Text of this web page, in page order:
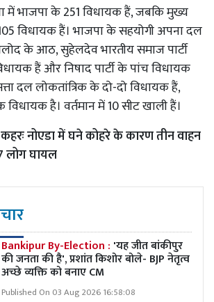
में भाजपा के 251 विधायक हैं, जबकि मुख्य
विधायक हैं। भाजपा के सहयोगी अपना दल
के आठ, सुहेलदेव भारतीय समाज पार्टी
हैं और निषाद पार्टी के पांच विधायक
दल लोकतांत्रिक के दो-दो विधायक हैं,
है। वर्तमान में 10 सीट खाली हैं।
नोएडा में घने कोहरे के कारण तीन वाहन
लोग घायल
Bankipur By-Election : 'यह जीत बांकीपुर
की जनता की है', प्रशांत किशोर बोले- BJP नेतृत्व
अच्छे व्यक्ति को बनाए CM
Published On 03 Aug 2026 16:58:08